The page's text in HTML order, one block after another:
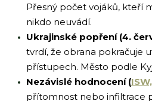
Přesný počet vojáků, kteří
nikdo neuvádí.
Ukrajinské popření (4.
tvrdí, že obrana pokračuje
přístupech. Město podle
Nezávislé hodnocení (
přítomnost nebo infiltrace